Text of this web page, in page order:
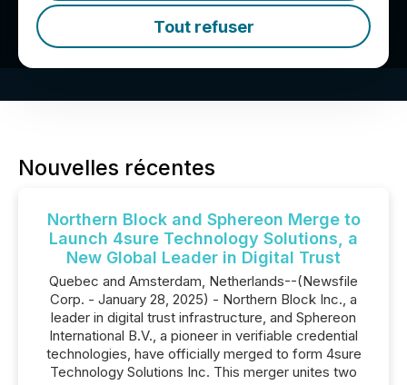
Tout refuser
Nouvelles récentes
Northern Block and Sphereon Merge to
Launch 4sure Technology Solutions, a
New Global Leader in Digital Trust
Quebec and Amsterdam, Netherlands--(Newsfile
Corp. - January 28, 2025) - Northern Block Inc., a
leader in digital trust infrastructure, and Sphereon
International B.V., a pioneer in verifiable credential
technologies, have officially merged to form 4sure
Technology Solutions Inc. This merger unites two